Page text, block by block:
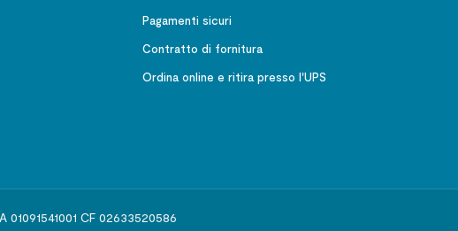
Pagamenti sicuri
Contratto di fornitura
Ordina online e ritira presso l'UPS
CF 02633520586